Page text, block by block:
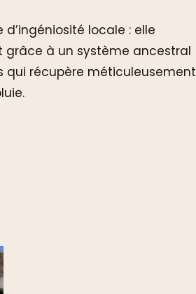
d’ingéniosité locale : elle
grâce à un système ancestral
qui récupère méticuleusement